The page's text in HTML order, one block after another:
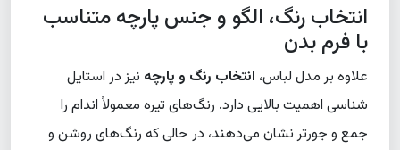
انتخاب رنگ، الگو و جنس پارچه متناسب
با فرم بدن
علاوه بر مدل لباس،انتخاب رنگ و پارچهنیز در استایل
شناسی اهمیت بالایی دارد. رنگ‌های تیره معمولاً اندام را
جمع و جورتر نشان می‌دهند، در حالی که رنگ‌های روشن و